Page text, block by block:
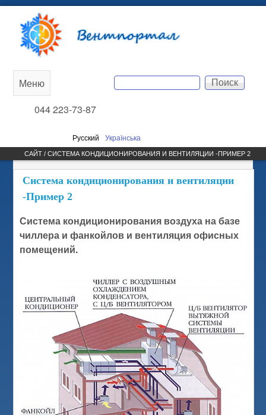
содержанию
Вентпортал
Форма поиска
Поиск
044 223-73-87
Русский Українська
Main
menu
Меню
САЙТ / СИСТЕМА КОНДИЦИОНИРОВАНИЯ И ВЕНТИЛЯЦИИ -ПРИМЕР 2
Система кондиционирования и вентиляции
-Пример 2
Система кондиционирования воздуха на базе
чиллера и фанкойлов и вентиляция офисных
помещений.